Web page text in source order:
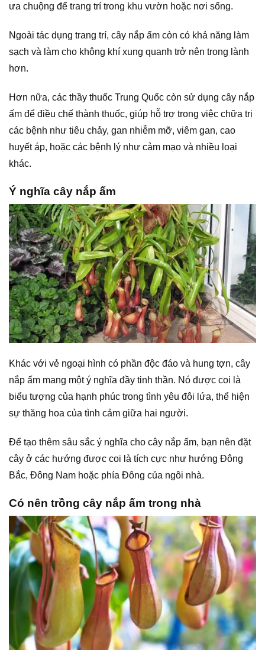
ưa chuộng để trang trí trong khu vườn hoặc nơi sống.
Ngoài tác dụng trang trí, cây nắp ấm còn có khả năng làm
sạch và làm cho không khí xung quanh trở nên trong lành
hơn.
Hơn nữa, các thầy thuốc Trung Quốc còn sử dụng cây nắp
ấm để điều chế thành thuốc, giúp hỗ trợ trong việc chữa trị
các bệnh như tiêu chảy, gan nhiễm mỡ, viêm gan, cao
huyết áp, hoặc các bệnh lý như cảm mạo và nhiều loại
khác.
Ý nghĩa cây nắp ấm
Khác với vẻ ngoại hình có phần độc đáo và hung tợn, cây
nắp ấm mang một ý nghĩa đầy tinh thần. Nó được coi là
biểu tượng của hạnh phúc trong tình yêu đôi lứa, thể hiện
sự thăng hoa của tình cảm giữa hai người.
Để tạo thêm sâu sắc ý nghĩa cho cây nắp ấm, bạn nên đặt
cây ở các hướng được coi là tích cực như hướng Đông
Bắc, Đông Nam hoặc phía Đông của ngôi nhà.
Có nên trồng cây nắp ấm trong nhà